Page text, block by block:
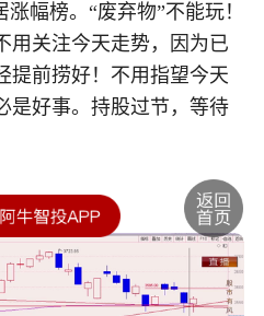
幅榜。“废弃物”不能玩！
用关注今天走势，因为已
提前捞好！不用指望今天
是好事。持股过节，等待